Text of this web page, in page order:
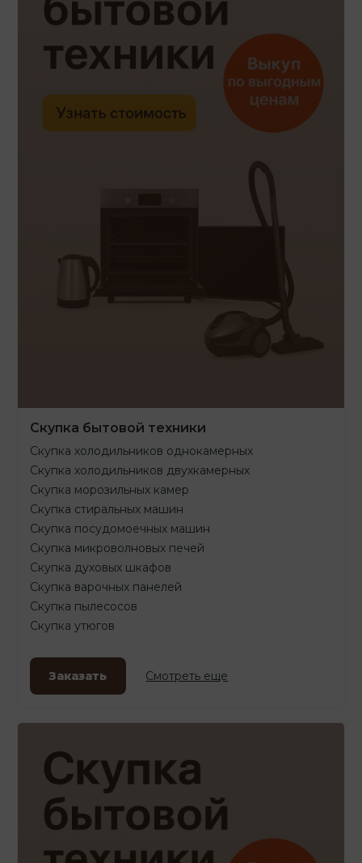
Скупка бытовой техники
Скупка холодильников однокамерных
Скупка холодильников двухкамерных
Скупка морозильных камер
Скупка стиральных машин
Скупка посудомоечных машин
Скупка микроволновых печей
Скупка духовых шкафов
Скупка варочных панелей
Скупка пылесосов
Скупка утюгов
Заказать Смотреть еще